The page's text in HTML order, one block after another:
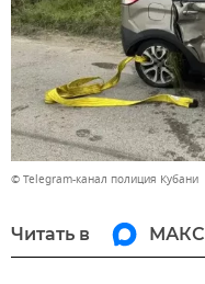
© Telegram-канал полиция Кубани
Читать в МАКС